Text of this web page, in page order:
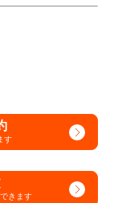
す
きます